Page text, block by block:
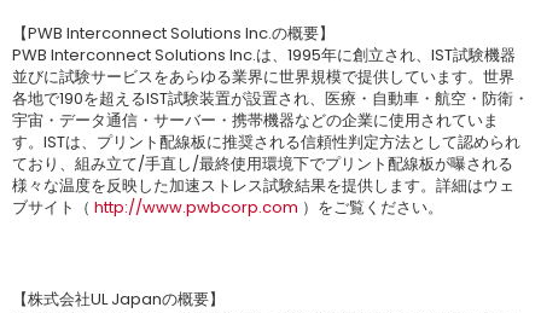
【PWB Interconnect Solutions Inc.の概要】
PWB Interconnect Solutions Inc.は、1995年に創立され、IST試験機器
並びに試験サービスをあらゆる業界に世界規模で提供しています。世界
各地で190を超えるIST試験装置が設置され、医療・自動車・航空・防衛・
宇宙・データ通信・サーバー・携帯機器などの企業に使用されていま
す。ISTは、プリント配線板に推奨される信頼性判定方法として認められ
ており、組み立て/手直し/最終使用環境下でプリント配線板が曝される
様々な温度を反映した加速ストレス試験結果を提供します。詳細はウェ
ブサイト（ http://www.pwbcorp.com ）をご覧ください。
【株式会社UL Japanの概要】